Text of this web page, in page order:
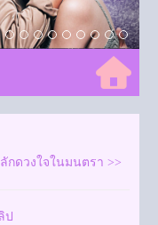
กดวงใจในมนตรา >>
ป